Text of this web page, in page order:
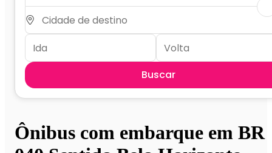
Buscar
Ônibus com embarque em BR